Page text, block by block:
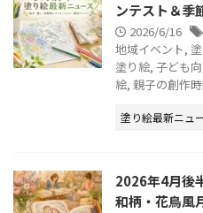
ンテスト＆季
2026/6/16
地域イベント,
塗り絵, 子ども
絵, 親子の創作
塗り絵最新ニュ
2026年4月後
和柄・花鳥風